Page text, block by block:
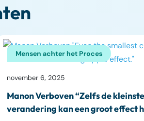
Mensen achter het Proces
november 6, 2025
Manon Verboven “Zelfs de kleinste
verandering kan een groot effect